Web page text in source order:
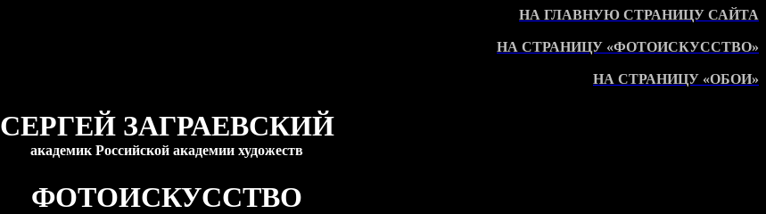
НА ГЛАВНУЮ СТРАНИЦУ САЙТА
НА СТРАНИЦУ «ФОТОИСКУССТВО»
НА СТРАНИЦУ «ОБОИ»
СЕРГЕЙ ЗАГРАЕВСКИЙ
академик Российской академии художеств
ФОТОИСКУССТВО